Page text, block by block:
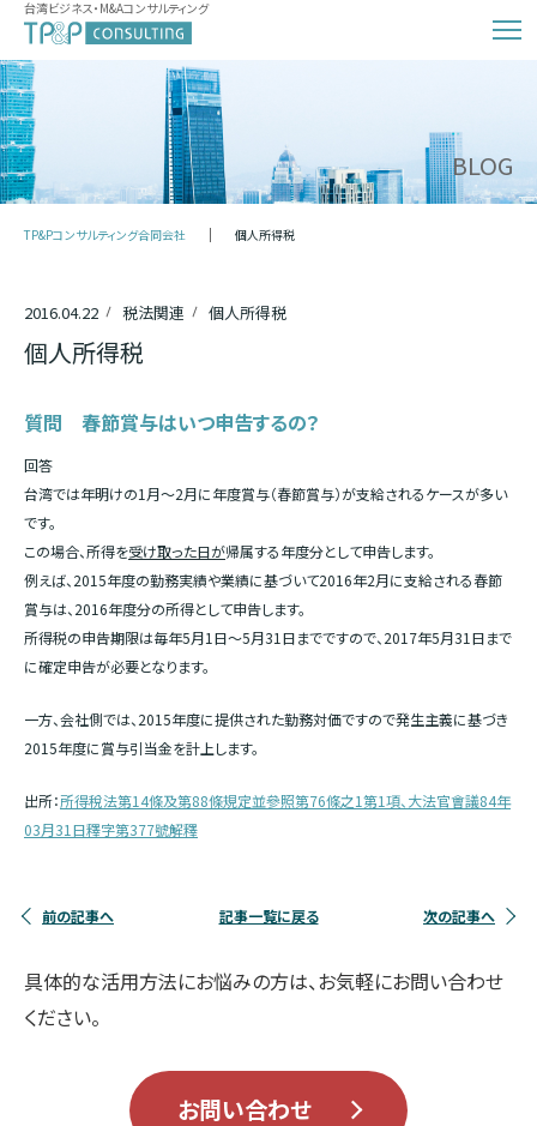
台湾ビジネス・M&Aコンサルティング
BLOG
TP&Pコンサルティング合同会社 個人所得税
2016.04.22 税法関連 個人所得税
個人所得税
質問 春節賞与はいつ申告するの？
回答
台湾では年明けの1月～2月に年度賞与（春節賞与）が支給されるケースが多い
です。
この場合、所得を受け取った日が帰属する年度分として申告します。
例えば、2015年度の勤務実績や業績に基づいて2016年2月に支給される春節
賞与は、2016年度分の所得として申告します。
所得税の申告期限は毎年5月1日～5月31日までですので、2017年5月31日まで
に確定申告が必要となります。
一方、会社側では、2015年度に提供された勤務対価ですので発生主義に基づき
2015年度に賞与引当金を計上します。
出所：所得稅法第14條及第88條規定並參照第76條之1第1項、大法官會議84年
03月31日釋字第377號解釋
前の記事へ 記事一覧に戻る 次の記事へ
具体的な活用方法にお悩みの方は、お気軽にお問い合わせ
ください。
お問い合わせ